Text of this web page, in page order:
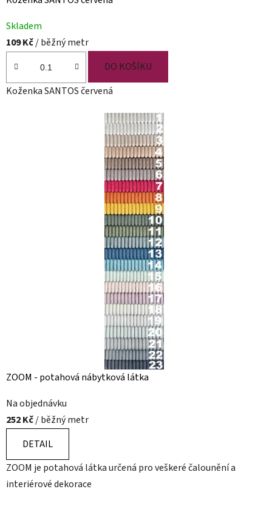
v
é
a
d
e
y
Skladem
109 Kč/ běžný metr
DO KOŠÍKU
Koženka SANTOS červená
ZOOM - potahová nábytková látka
Na objednávku
252 Kč/ běžný metr
DETAIL
ZOOM je potahová látka určená pro veškeré čalounění a
interiérové dekorace